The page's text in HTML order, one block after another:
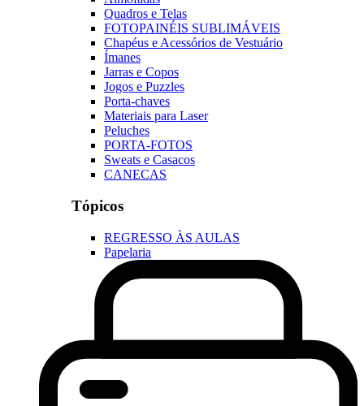
Quadros e Telas
FOTOPAINÉIS SUBLIMÁVEIS
Chapéus e Acessórios de Vestuário
Ímanes
Jarras e Copos
Jogos e Puzzles
Porta-chaves
Materiais para Laser
Peluches
PORTA-FOTOS
Sweats e Casacos
CANECAS
Tópicos
REGRESSO ÀS AULAS
Papelaria